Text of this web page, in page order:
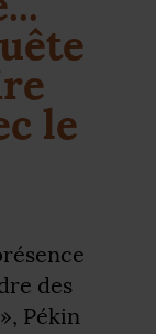
le
des
», Pékin